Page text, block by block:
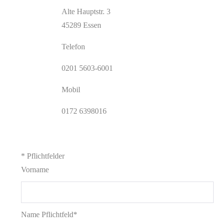
Alte Hauptstr. 3
45289 Essen
Telefon
0201 5603-6001
Mobil
0172 6398016
* Pflichtfelder
Vorname
Name Pflichtfeld*